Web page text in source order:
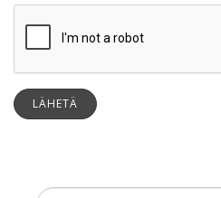
LÄHETÄ